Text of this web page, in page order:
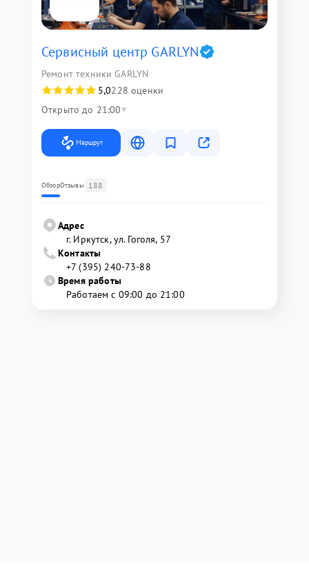
Сервисный центр GARLYN
Ремонт техники GARLYN
5,0228 оценки
Открыто до 21:00
Маршрут
ОбзорОтзывы 188
Адрес
г. Иркутск, ул. ​Гоголя, 57
Контакты
+7 (395) 240-73-88
Время работы
Работаем с 09:00 до 21:00